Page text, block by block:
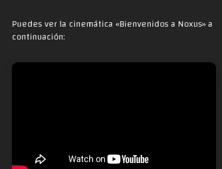
Puedes ver la cinemática «Bienvenidos a Noxus» a
continuación: